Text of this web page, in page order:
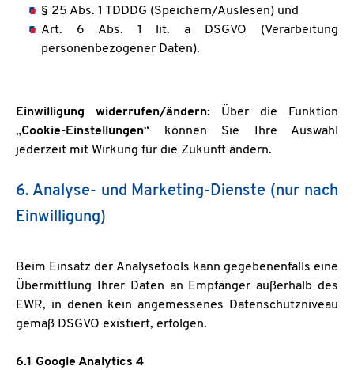
§ 25 Abs. 1 TDDDG (Speichern/Auslesen) und
Art. 6 Abs. 1 lit. a DSGVO (Verarbeitung
personenbezogener Daten).
Einwilligung widerrufen/ändern: Über die Funktion
„Cookie-Einstellungen“ können Sie Ihre Auswahl
jederzeit mit Wirkung für die Zukunft ändern.
6. Analyse- und Marketing-Dienste (nur nach
Einwilligung)
Beim Einsatz der Analysetools kann gegebenenfalls eine
Übermittlung Ihrer Daten an Empfänger außerhalb des
EWR, in denen kein angemessenes Datenschutzniveau
gemäß DSGVO existiert, erfolgen.
6.1 Google Analytics 4